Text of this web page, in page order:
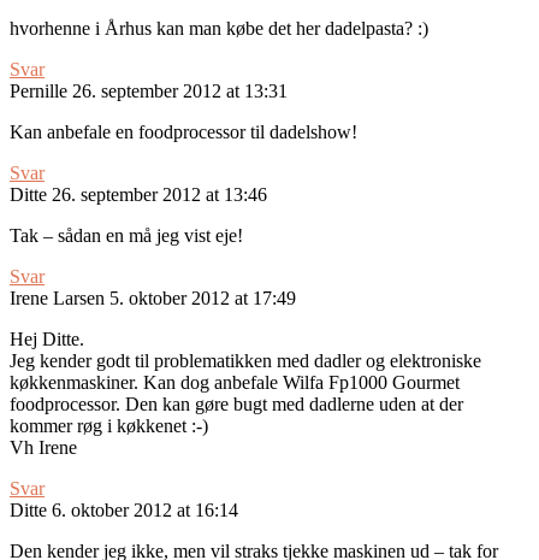
hvorhenne i Århus kan man købe det her dadelpasta? :)
Svar
Pernille 26. september 2012 at 13:31
Kan anbefale en foodprocessor til dadelshow!
Svar
Ditte 26. september 2012 at 13:46
Tak – sådan en må jeg vist eje!
Svar
Irene Larsen 5. oktober 2012 at 17:49
Hej Ditte.
Jeg kender godt til problematikken med dadler og elektroniske
køkkenmaskiner. Kan dog anbefale Wilfa Fp1000 Gourmet
foodprocessor. Den kan gøre bugt med dadlerne uden at der
kommer røg i køkkenet :-)
Vh Irene
Svar
Ditte 6. oktober 2012 at 16:14
Den kender jeg ikke, men vil straks tjekke maskinen ud – tak for